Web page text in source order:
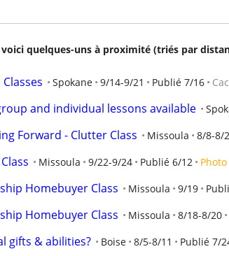
quelques-uns à proximité (triés par
Spokane 9/14-9/21 Publié 7/16
and individual lessons available
Forward - Clutter Class Missoula 8/8-8/
Missoula 9/22-9/24 Publié 6/12 Photo
Homebuyer Class Missoula 9/19
Homebuyer Class Missoula 8/18-8/20
gifts & abilities? Boise 8/5-8/11 Publié 7/